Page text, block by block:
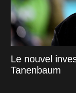
Le nouvel
Tanenbaum